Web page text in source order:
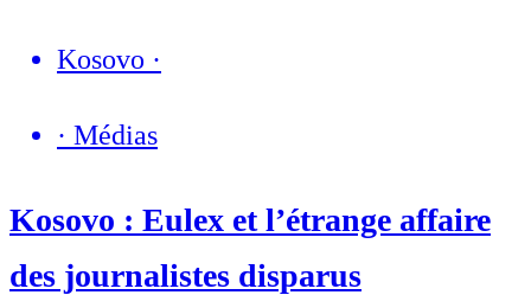
Kosovo ·
· Médias
Kosovo : Eulex et l’étrange affaire
des journalistes disparus